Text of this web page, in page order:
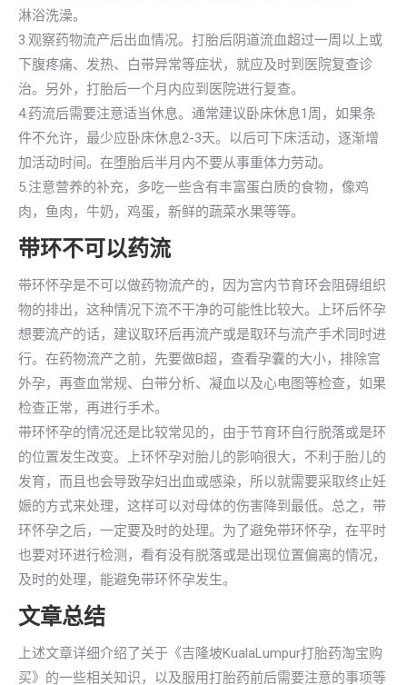
淋浴洗澡。
3.观察药物流产后出血情况。打胎后阴道流血超过一周以上或
下腹疼痛、发热、白带异常等症状，就应及时到医院复查诊
治。另外，打胎后一个月内应到医院进行复查。
4.药流后需要注意适当休息。通常建议卧床休息1周，如果条
件不允许，最少应卧床休息2-3天。以后可下床活动，逐渐增
加活动时间。在堕胎后半月内不要从事重体力劳动。
5.注意营养的补充，多吃一些含有丰富蛋白质的食物，像鸡
肉，鱼肉，牛奶，鸡蛋，新鲜的蔬菜水果等等。
带环不可以药流
带环怀孕是不可以做药物流产的，因为宫内节育环会阻碍组织
物的排出，这种情况下流不干净的可能性比较大。上环后怀孕
想要流产的话，建议取环后再流产或是取环与流产手术同时进
行。在药物流产之前，先要做B超，查看孕囊的大小，排除宫
外孕，再查血常规、白带分析、凝血以及心电图等检查，如果
检查正常，再进行手术。
带环怀孕的情况还是比较常见的，由于节育环自行脱落或是环
的位置发生改变。上环怀孕对胎儿的影响很大，不利于胎儿的
发育，而且也会导致孕妇出血或感染，所以就需要采取终止妊
娠的方式来处理，这样可以对母体的伤害降到最低。总之，带
环怀孕之后，一定要及时的处理。为了避免带环怀孕，在平时
也要对环进行检测，看有没有脱落或是出现位置偏离的情况，
及时的处理，能避免带环怀孕发生。
文章总结
上述文章详细介绍了关于《吉隆坡KualaLumpur打胎药淘宝购
买》的一些相关知识，以及服用打胎药前后需要注意的事项等